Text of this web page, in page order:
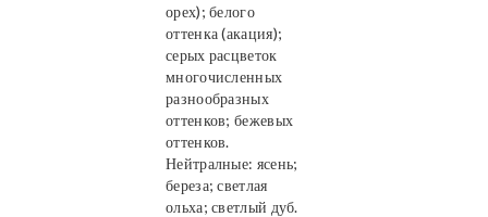
орех); белого
оттенка (акация);
серых расцветок
многочисленных
разнообразных
оттенков; бежевых
оттенков.
Нейтралные: ясень;
береза; светлая
ольха; светлый дуб.